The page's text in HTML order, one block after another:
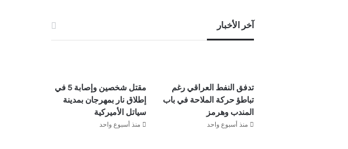
آخر الأخبار
تدفق النفط العراقي رغم
تباطؤ حركة الملاحة في باب
المندب وهرمز
منذ أسبوع واحد
مقتل شخصين وإصابة 5 في
إطلاق نار بمهرجان بمدينة
سياتل الأميركية
منذ أسبوع واحد